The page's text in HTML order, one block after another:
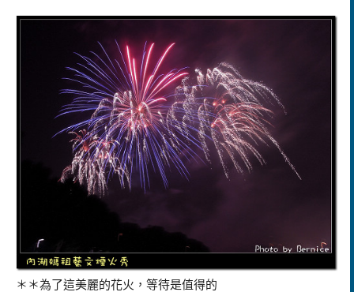
＊＊為了這美麗的花火，等待是值得的